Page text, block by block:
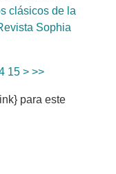
clásicos de la
Sophia
15 > >>
para este